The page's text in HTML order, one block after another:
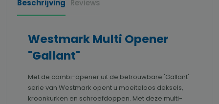
Beschrijving Reviews
Westmark Multi Opener
"Gallant"
Met de combi-opener uit de betrouwbare 'Gallant'
serie van Westmark opent u moeiteloos deksels,
kroonkurken en schroefdoppen. Met deze multi-